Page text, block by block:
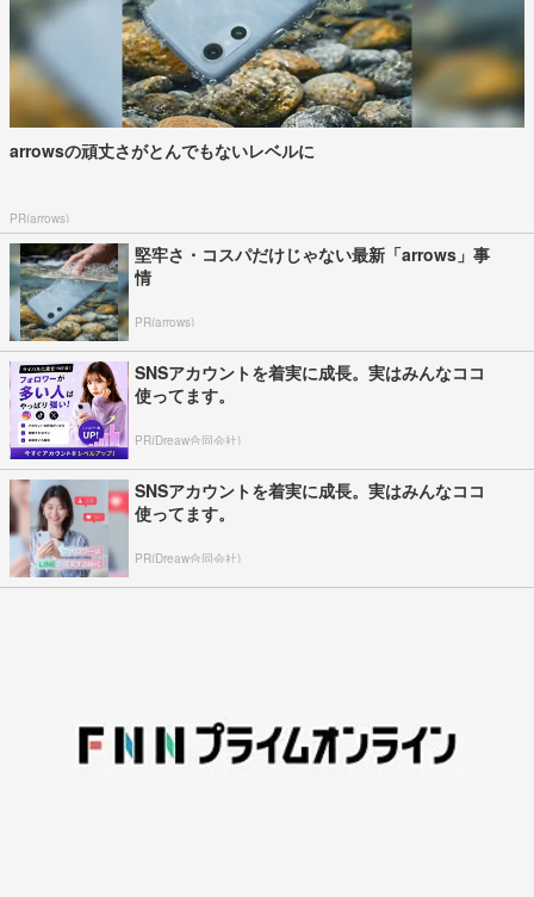
arrowsの頑丈さがとんでもないレベルに
PR(arrows)
堅牢さ・コスパだけじゃない最新「arrows」事
情
PR(arrows)
SNSアカウントを着実に成長。実はみんなココ
使ってます。
PR(Dreaw合同会社)
SNSアカウントを着実に成長。実はみんなココ
使ってます。
PR(Dreaw合同会社)